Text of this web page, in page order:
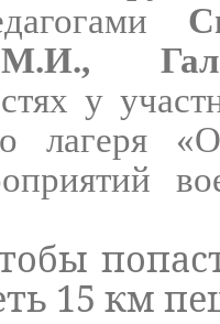
М.И.,
у
лагеря
15 км